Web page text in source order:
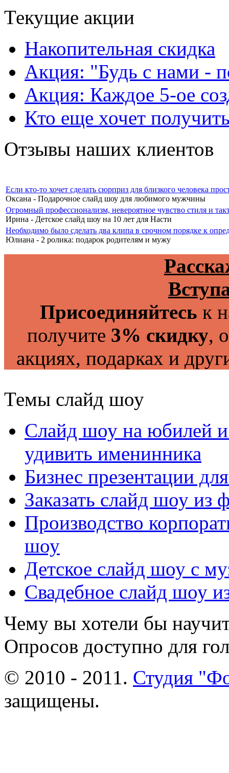
Текущие акции
Накопительная скидка
Акция: "Будь с нами -
Акция: Каждое 5-ое
Кто еще хочет
Отзывы наших клиентов
Если кто-то хочет сделать сюрприз для близкого человека
Оксана - Подарочное слайд шоу для любимого мужчины
Огромный профессионализм, невероятное чувство стиля и
Ирина - Детское слайд шоу на 10 лет для Насти
Необходимо было сделать два клипа в срочном порядке к
Юлиана - 2 ролика: подарок родителям и мужу
Присоединяйтесь к
получите 3% скидку,
акциях, подарках и
Темы слайд шоу
Слайд шоу на юбилей
удивить именинника
Бизнес презентации
Заказать слайд шоу
Производство
шоу
Детское слайд шоу с
Свадебное слайд шоу
Чему вы хотели бы
Опросов доступно для
© 2010 - 2011. Студия
защищены.